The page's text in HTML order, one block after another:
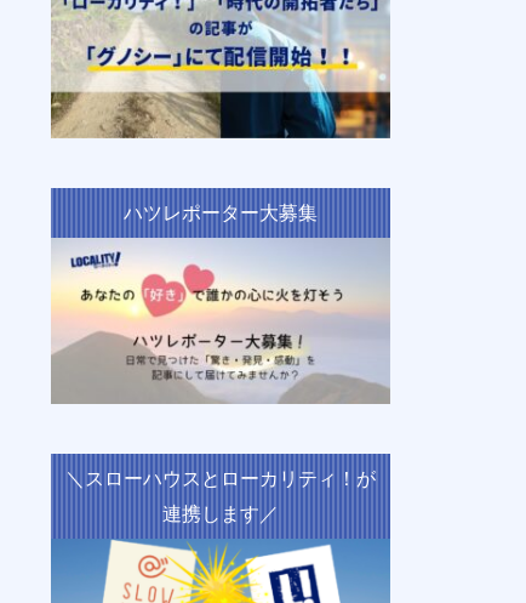
ハツレポーター大募集
＼スローハウスとローカリティ！が
連携します／